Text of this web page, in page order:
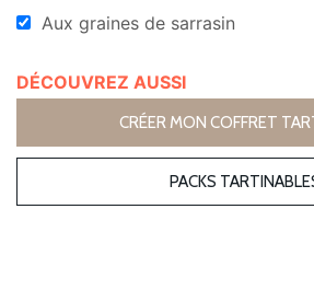
Aux graines de sarrasin
DÉCOUVREZ AUSSI
CRÉER MON COFFRET
PACKS